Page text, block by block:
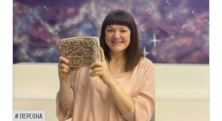
ПЕРСОНА